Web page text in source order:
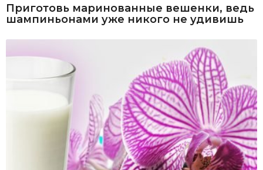
Приготовь маринованные вешенки, ведь
шампиньонами уже никого не удивишь